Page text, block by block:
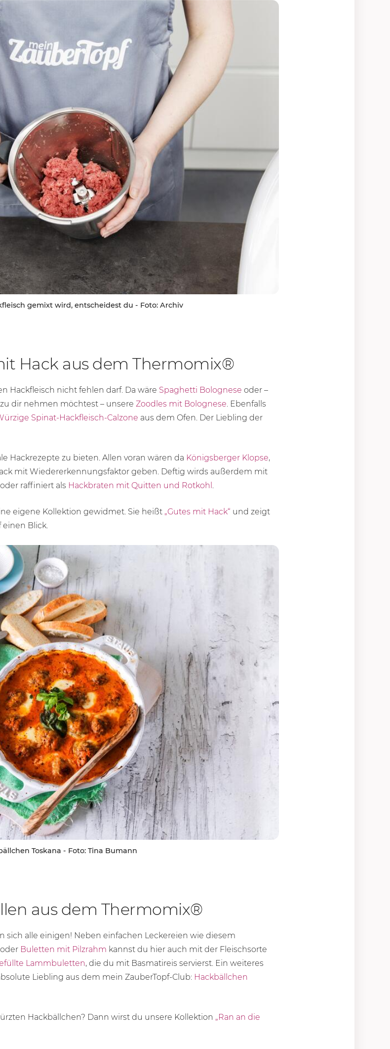
gemixt wird, entscheidest du - Foto: Archiv
Hack aus dem Thermomix®
Hackfleisch nicht fehlen darf. Da wäre Spaghetti Bolognese oder –
dir nehmen möchtest – unsereZoodles mit Bolognese. Ebenfalls
Spinat-Hackfleisch-Calzone aus dem Ofen. Der Liebling der
Hackrezepte zu bieten. Allen voran wären da Königsberger Klopse,
mit Wiedererkennungsfaktor geben. Deftig wirds außerdem mit
oder raffiniert als Hackbraten mit Quitten und Rotkohl .
eigene Kollektion gewidmet. Sie heißt „Gutes mit Hack“ und zeigt
Blick.
Toskana - Foto: Tina Bumann
aus dem Thermomix®
sich alle einigen! Neben einfachen Leckereien wie diesem
oder Buletten mit Pilzrahm kannst du hier auch mit der Fleischsorte
Lammbuletten, die du mit Basmatireis servierst. Ein weiteres
Liebling aus dem mein ZauberTopf-Club: Hackbällchen
Hackbällchen? Dann wirst du unsere Kollektion „Ran an die